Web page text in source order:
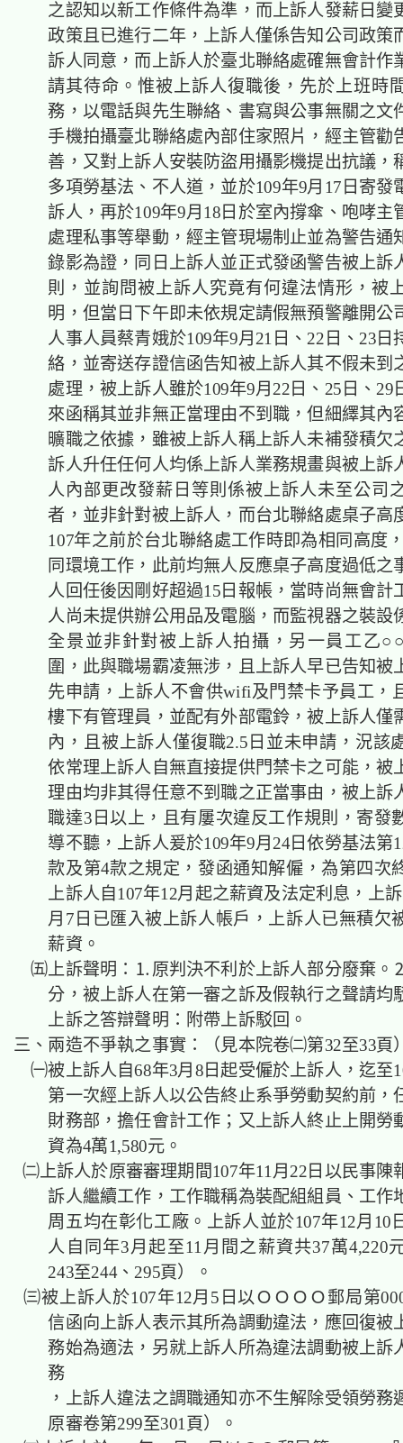
之認知以新工作條件為準，而上訴人發薪日變
政策且已進行二年，上訴人僅係告知公司政策
訴人同意，而上訴人於臺北聯絡處確無會計作
請其待命。惟被上訴人復職後，先於上班時
務，以電話與先生聯絡、書寫與公事無關之文
手機拍攝臺北聯絡處內部住家照片，經主管勸
善，又對上訴人安裝防盜用攝影機提出抗議，
多項勞基法、不人道，並於109年9月17日寄發
訴人，再於109年9月18日於室內撐傘、咆哮主
處理私事等舉動，經主管現場制止並為警告通
錄影為證，同日上訴人並正式發函警告被上訴
則，並詢問被上訴人究竟有何違法情形，被
明，但當日下午即未依規定請假無預警離開公
人事人員蔡青娥於109年9月21日、22日、23日
絡，並寄送存證信函告知被上訴人其不假未到
處理，被上訴人雖於109年9月22日、25日、29
來函稱其並非無正當理由不到職，但細繹其內
曠職之依據，雖被上訴人稱上訴人未補發積欠
訴人升任任何人均係上訴人業務規畫與被上訴
人內部更改發薪日等則係被上訴人未至公司
者，並非針對被上訴人，而台北聯絡處桌子高
107年之前於台北聯絡處工作時即為相同高度
同環境工作，此前均無人反應桌子高度過低之
人回任後因剛好超過15日報帳，當時尚無會計
人尚未提供辦公用品及電腦，而監視器之裝設
全景並非針對被上訴人拍攝，另一員工乙
圍，此與職場霸凌無涉，且上訴人早已告知被
先申請，上訴人不會供wifi及門禁卡予員工，
樓下有管理員，並配有外部電鈴，被上訴人僅
內，且被上訴人僅復職2.5日並未申請，況該
依常理上訴人自無直接提供門禁卡之可能，被
理由均非其得任意不到職之正當事由，被上訴
職達3日以上，且有屢次違反工作規則，寄發
導不聽，上訴人爰於109年9月24日依勞基法第
款及第4款之規定，發函通知解僱，為第四次
上訴人自107年12月起之薪資及法定利息，上
月7日已匯入被上訴人帳戶，上訴人已無積欠
薪資。
㈤上訴聲明：⒈原判決不利於上訴人部分廢棄。
分，被上訴人在第一審之訴及假執行之聲請均
上訴之答辯聲明：附帶上訴駁回。
三、兩造不爭執之事實：（見本院卷㈡第32至33頁
㈠被上訴人自68年3月8日起受僱於上訴人，迄至
第一次經上訴人以公告終止系爭勞動契約前，
財務部，擔任會計工作；又上訴人終止上開勞
資為4萬1,580元。
㈡上訴人於原審審理期間107年11月22日以民事陳
訴人繼續工作，工作職稱為裝配組組員、工作
周五均在彰化工廠。上訴人並於107年12月10
人自同年3月起至11月間之薪資共37萬4,220
243至244、295頁）。
㈢被上訴人於107年12月5日以ＯＯＯＯ郵局第
信函向上訴人表示其所為調動違法，應回復被
務始為適法，另就上訴人所為違法調動被上訴
務
，上訴人違法之調職通知亦不生解除受領勞務
原審卷第299至301頁）。